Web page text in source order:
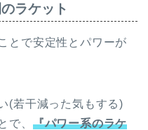
ラケット
とで安定性とパワーが
(若干減った気もする)
で、 『パワー系のラケ